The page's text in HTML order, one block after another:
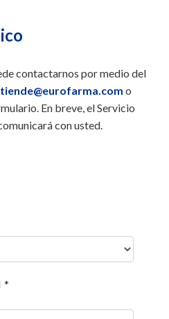
contactarnos por medio del
o
En breve, el Servicio
con usted.
*